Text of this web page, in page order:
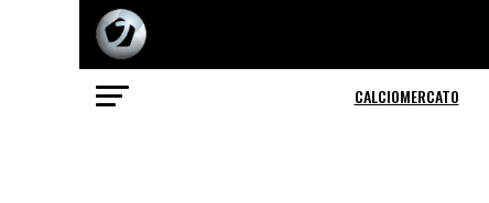
CALCIOMERCATO